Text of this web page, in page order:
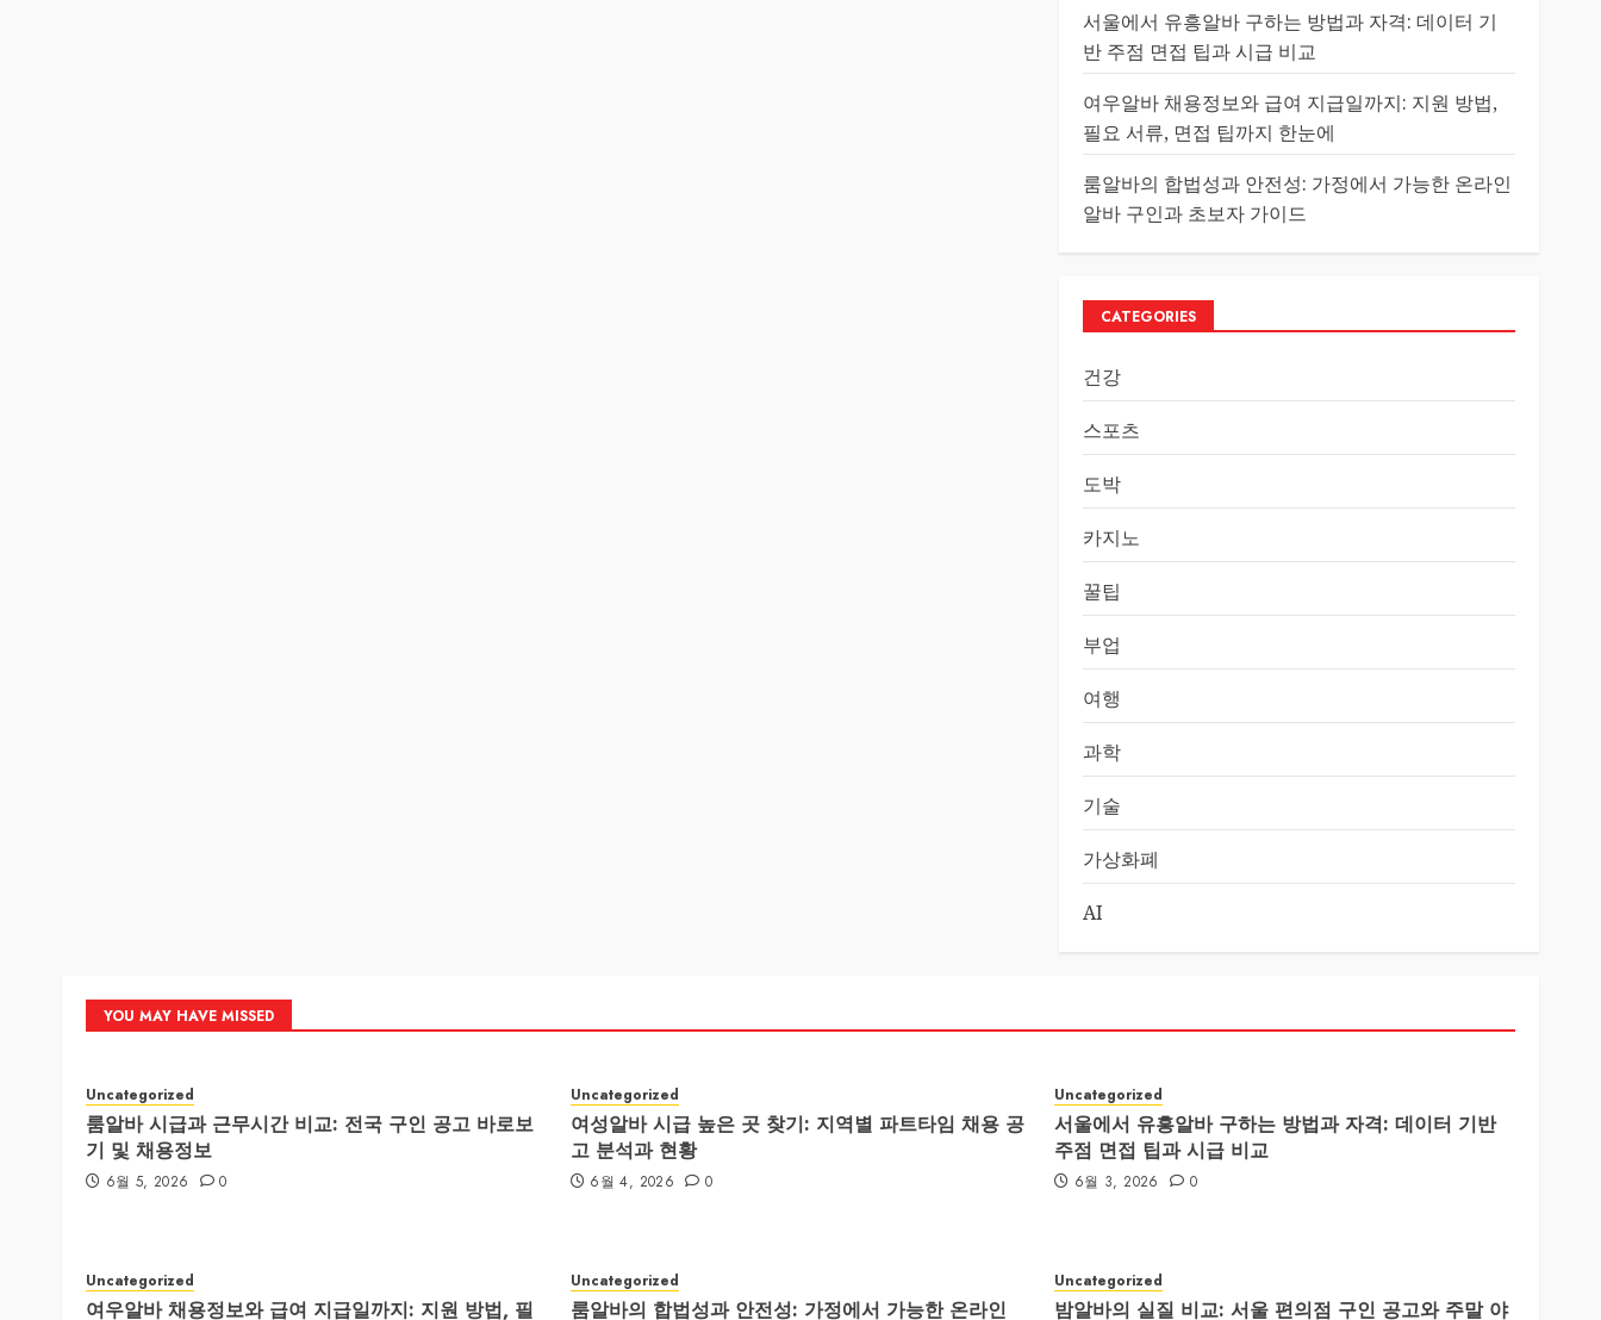
서울에서 유흥알바 구하는 방법과 자격: 데이터 기
반 주점 면접 팁과 시급 비교
여우알바 채용정보와 급여 지급일까지: 지원 방법,
필요 서류, 면접 팁까지 한눈에
룸알바의 합법성과 안전성: 가정에서 가능한 온라인
알바 구인과 초보자 가이드
CATEGORIES
건강
스포츠
도박
카지노
꿀팁
부업
여행
과학
기술
가상화폐
AI
YOU MAY HAVE MISSED
Uncategorized
룸알바 시급과 근무시간 비교: 전국 구인 공고 바로보
기 및 채용정보
6월 5, 2026 0
Uncategorized
여성알바 시급 높은 곳 찾기: 지역별 파트타임 채용 공
고 분석과 현황
6월 4, 2026 0
Uncategorized
서울에서 유흥알바 구하는 방법과 자격: 데이터 기반
주점 면접 팁과 시급 비교
6월 3, 2026 0
Uncategorized
여우알바 채용정보와 급여 지급일까지: 지원 방법, 필
Uncategorized
룸알바의 합법성과 안전성: 가정에서 가능한 온라인
Uncategorized
밤알바의 실질 비교: 서울 편의점 구인 공고와 주말 야